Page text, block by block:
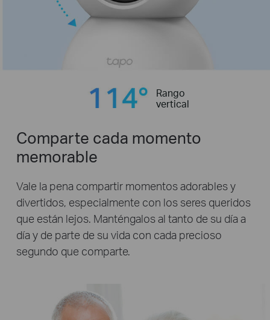
Rango
vertical
Comparte cada momento
memorable
Vale la pena compartir momentos adorables y
divertidos, especialmente con los seres queridos
que están lejos. Manténgalos al tanto de su día a
día y de parte de su vida con cada precioso
segundo que comparte.